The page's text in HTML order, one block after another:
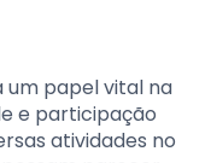
um papel vital na
e participação
atividades no